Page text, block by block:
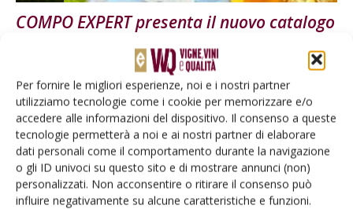
Per fornire le migliori esperienze, noi e i nostri partner
utilizziamo tecnologie come i cookie per memorizzare e/o
accedere alle informazioni del dispositivo. Il consenso a queste
tecnologie permetterà a noi e ai nostri partner di elaborare
dati personali come il comportamento durante la navigazione
o gli ID univoci su questo sito e di mostrare annunci (non)
personalizzati. Non acconsentire o ritirare il consenso può
influire negativamente su alcune caratteristiche e funzioni.
COMPO EXPERT presenta il nuovo catalogo